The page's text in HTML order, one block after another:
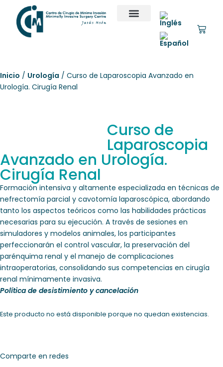
Inicio / Urología / Curso de Laparoscopia Avanzado en
Urología. Cirugía Renal
Curso de
Laparoscopia
Avanzado en Urología.
Cirugía Renal
Formación intensiva y altamente especializada en técnicas de
nefrectomía parcial y cavotomía laparoscópica, abordando
tanto los aspectos teóricos como las habilidades prácticas
necesarias para su ejecución. A través de sesiones en
simuladores y modelos animales, los participantes
perfeccionarán el control vascular, la preservación del
parénquima renal y el manejo de complicaciones
intraoperatorias, consolidando sus competencias en cirugía
renal mínimamente invasiva.
Política de desistimiento y cancelación
Este producto no está disponible porque no quedan existencias.
Comparte en redes